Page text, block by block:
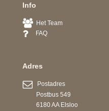
Info
Het Team
FAQ
Adres
Postadres
Postbus 549
6180 AA Elsloo